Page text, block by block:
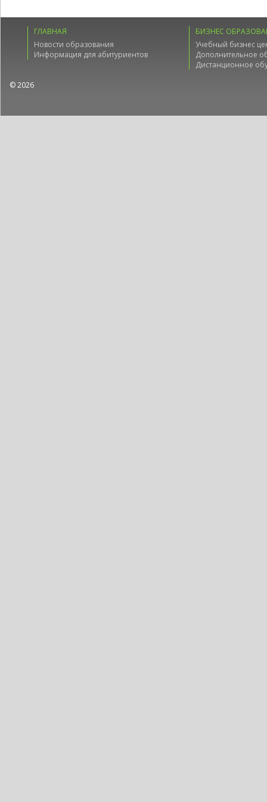
ГЛАВНАЯ
Новости образования
Информация для абитуриентов
БИЗНЕС
Учебный бизнес
Дополнительное
Дистанционное
© 2026